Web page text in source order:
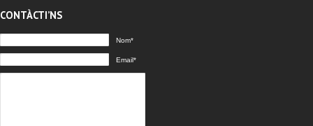
CONTÀCTI’NS
Nom*
Email*